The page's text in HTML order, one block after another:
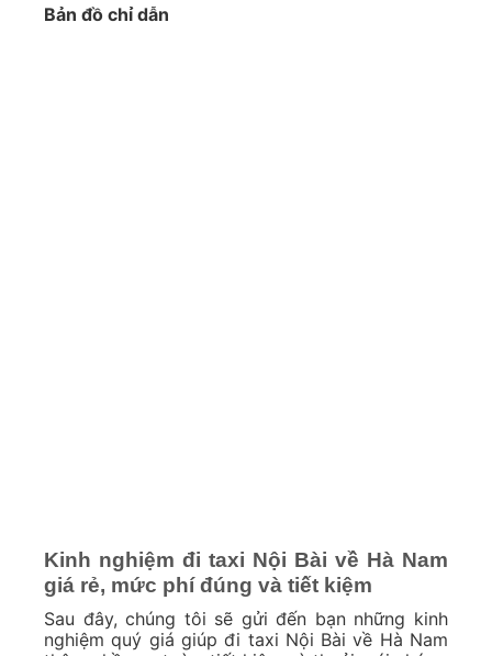
Bản đồ chỉ dẫn
Kinh nghiệm đi taxi Nội Bài về Hà Nam
giá rẻ, mức phí đúng và tiết kiệm
Sau đây, chúng tôi sẽ gửi đến bạn những kinh
nghiệm quý giá giúp đi taxi Nội Bài về Hà Nam